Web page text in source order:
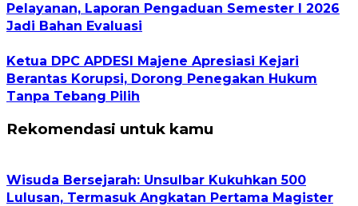
Pelayanan, Laporan Pengaduan Semester I 2026
Jadi Bahan Evaluasi
Ketua DPC APDESI Majene Apresiasi Kejari
Berantas Korupsi, Dorong Penegakan Hukum
Tanpa Tebang Pilih
Rekomendasi untuk kamu
Wisuda Bersejarah: Unsulbar Kukuhkan 500
Lulusan, Termasuk Angkatan Pertama Magister